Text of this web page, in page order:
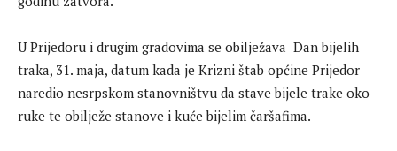
U Prijedoru i drugim gradovima se obilježava Dan bijelih
traka, 31. maja, datum kada je Krizni štab općine Prijedor
naredio nesrpskom stanovništvu da stave bijele trake oko
ruke te obilježe stanove i kuće bijelim čaršafima.